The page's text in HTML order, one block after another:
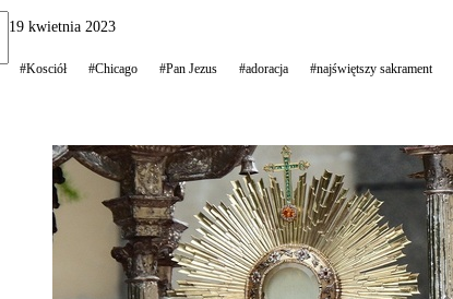
19 kwietnia 2023
#Kosciół #Chicago #Pan Jezus #adoracja #najświętszy sakrament